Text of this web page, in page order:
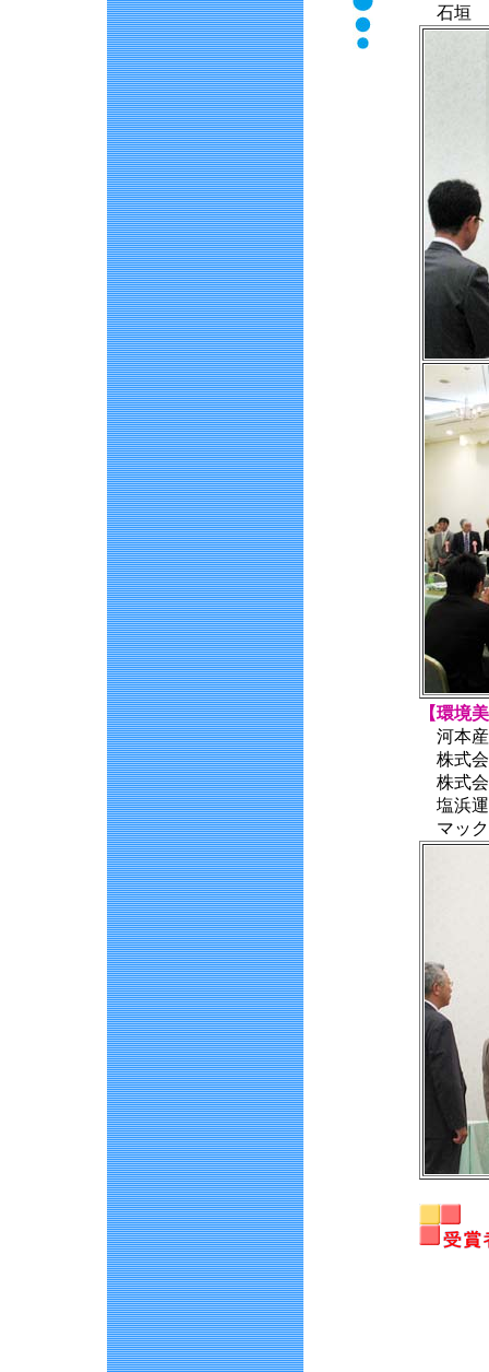
石垣
【環境
河本産
株式会
株式会
塩浜運
マック